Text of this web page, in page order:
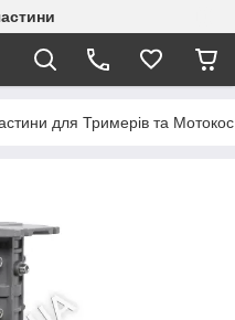
для Тримерів та Мотокос